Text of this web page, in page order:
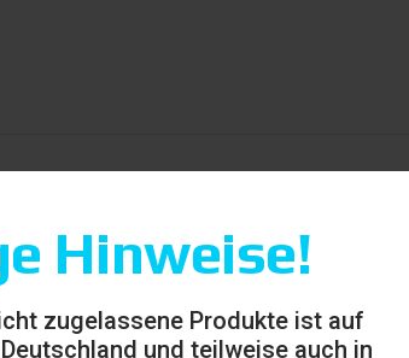
Hinweise!
zugelassene Produkte ist auf
und teilweise auch in